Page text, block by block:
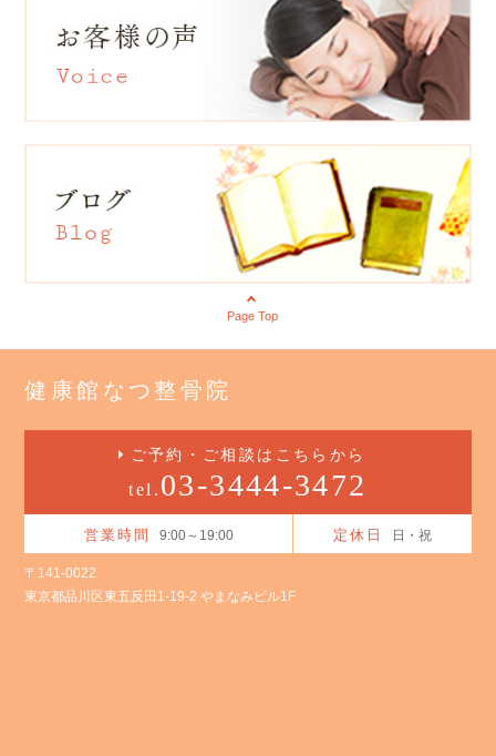
Page Top
健康館なつ整骨院
ご予約・ご相談はこちらから
tel. 03-3444-3472
営業時間 9:00～19:00 定休日 日・祝
〒141-0022
東京都品川区東五反田1-19-2 やまなみビル1F